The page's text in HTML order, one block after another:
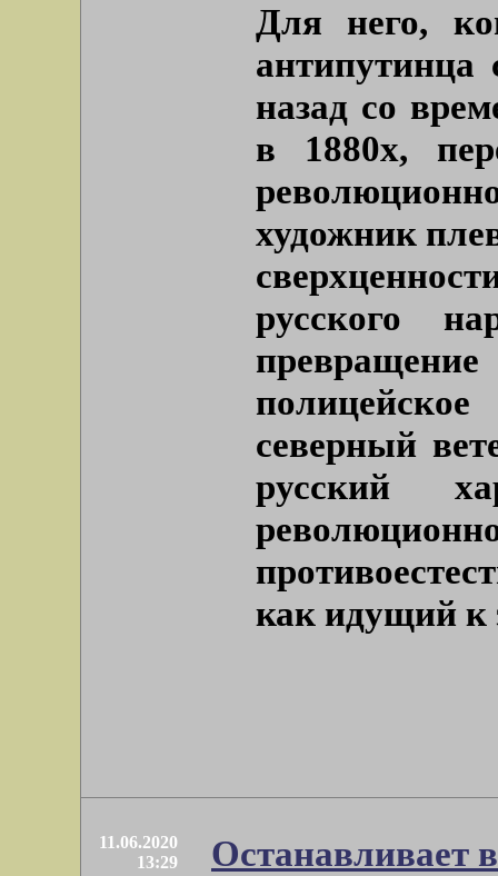
Для него,
антипутинца
назад со
в 1880х,
художник
русского
северный
русский
как идущий к
11.06.2020
13:29
Останавливает